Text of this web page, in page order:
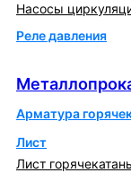
Насосы
Реле давления
Арматура
Лист
Лист